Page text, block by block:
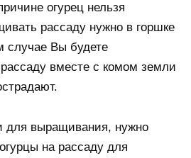
огурец нельзя
рассаду нужно в горшке
случае Вы будете
вместе с комом земли
для выращивания, нужно
на рассаду для